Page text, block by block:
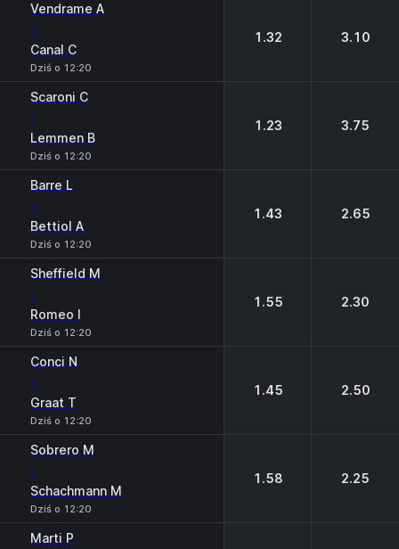
Vendrame A
-
Canal C
Dziś o 12:20
1.32 3.10
Scaroni C
-
Lemmen B
Dziś o 12:20
1.23 3.75
Barre L
-
Bettiol A
Dziś o 12:20
1.43 2.65
Sheffield M
-
Romeo I
Dziś o 12:20
1.55 2.30
Conci N
-
Graat T
Dziś o 12:20
1.45 2.50
Sobrero M
-
Schachmann M
Dziś o 12:20
1.58 2.25
Marti P